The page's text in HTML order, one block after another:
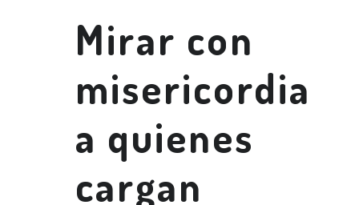
Mirar con
misericordia
a quienes
cargan